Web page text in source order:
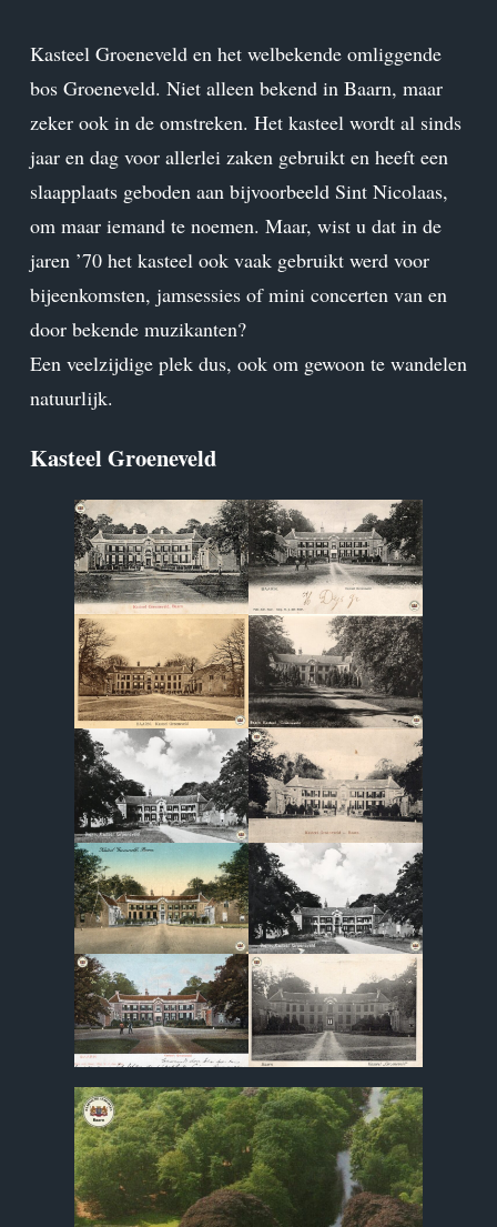
Kasteel Groeneveld en het welbekende omliggende
bos Groeneveld. Niet alleen bekend in Baarn, maar
zeker ook in de omstreken. Het kasteel wordt al sinds
jaar en dag voor allerlei zaken gebruikt en heeft een
slaapplaats geboden aan bijvoorbeeld Sint Nicolaas,
om maar iemand te noemen. Maar, wist u dat in de
jaren ’70 het kasteel ook vaak gebruikt werd voor
bijeenkomsten, jamsessies of mini concerten van en
door bekende muzikanten?
Een veelzijdige plek dus, ook om gewoon te wandelen
natuurlijk.
Kasteel Groeneveld